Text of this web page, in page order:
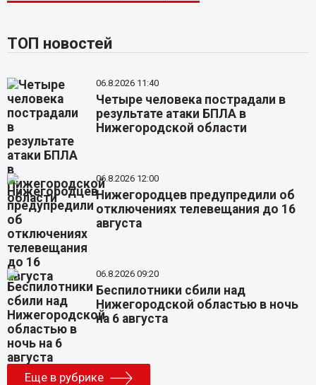
ТОП новостей
06.8.2026 11:40
Четыре человека пострадали в
результате атаки БПЛА в
Нижегородской области
06.8.2026 12:00
Нижегородцев предупредили об
отключениях телевещания до 16
августа
06.8.2026 09:20
Беспилотники сбили над
Нижегородской областью в ночь
на 6 августа
Еще в рубрике